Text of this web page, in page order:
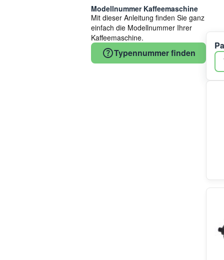
Ventil
Wassertank
Zubehör
Krups
Jura
Nivona
Hisense/Gorenje
CEME
Modellnummer Kaffeemaschine
Mit dieser Anleitung finden Sie ganz
einfach die Modellnummer Ihrer
Kaffeemaschine.
Typennummer finden